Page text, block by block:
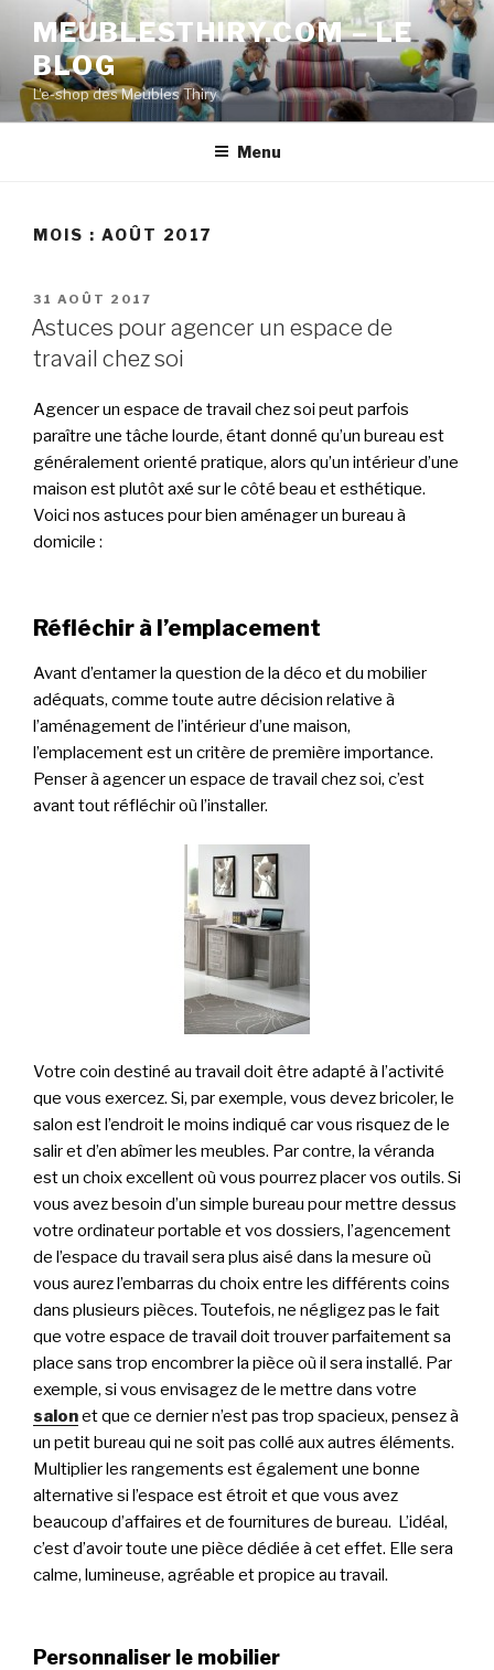
contenu
principal
MEUBLESTHIRY.COM – LE
BLOG
L'e-shop des Meubles Thiry
Menu
MOIS : AOÛT 2017
PUBLIÉ
LE
31 AOÛT 2017
Astuces pour agencer un espace de
travail chez soi
Agencer un espace de travail chez soi peut parfois
paraître une tâche lourde, étant donné qu’un bureau est
généralement orienté pratique, alors qu’un intérieur d’une
maison est plutôt axé sur le côté beau et esthétique.
Voici nos astuces pour bien aménager un bureau à
domicile :
Réfléchir à l’emplacement
Avant d’entamer la question de la déco et du mobilier
adéquats, comme toute autre décision relative à
l’aménagement de l’intérieur d’une maison,
l’emplacement est un critère de première importance.
Penser à agencer un espace de travail chez soi, c’est
avant tout réfléchir où l’installer.
Votre coin destiné au travail doit être adapté à l’activité
que vous exercez. Si, par exemple, vous devez bricoler, le
salon est l’endroit le moins indiqué car vous risquez de le
salir et d’en abîmer les meubles. Par contre, la véranda
est un choix excellent où vous pourrez placer vos outils. Si
vous avez besoin d’un simple bureau pour mettre dessus
votre ordinateur portable et vos dossiers, l’agencement
de l’espace du travail sera plus aisé dans la mesure où
vous aurez l’embarras du choix entre les différents coins
dans plusieurs pièces. Toutefois, ne négligez pas le fait
que votre espace de travail doit trouver parfaitement sa
place sans trop encombrer la pièce où il sera installé. Par
exemple, si vous envisagez de le mettre dans votre
salonet que ce dernier n’est pas trop spacieux, pensez à
un petit bureau qui ne soit pas collé aux autres éléments.
Multiplier les rangements est également une bonne
alternative si l’espace est étroit et que vous avez
beaucoup d’affaires et de fournitures de bureau. L’idéal,
c’est d’avoir toute une pièce dédiée à cet effet. Elle sera
calme, lumineuse, agréable et propice au travail.
Personnaliser le mobilier